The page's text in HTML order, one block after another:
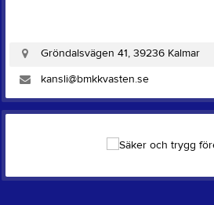
Gröndalsvägen 41, 39236 Kalmar
kansli@bmkkvasten.se